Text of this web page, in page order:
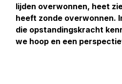
lijden overwonnen, heet
heeft zonde overwonnen.
die opstandingskracht
we hoop en een